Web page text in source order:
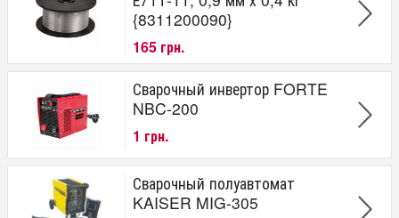
{8311200090}
165 грн.
Сварочный инвертор FORTE
NBC-200
1 грн.
Сварочный полуавтомат
KAISER MIG-305